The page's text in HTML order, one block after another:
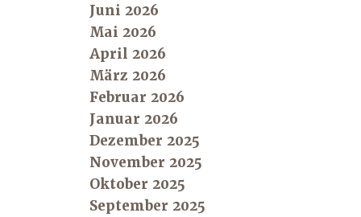
Juni 2026
Mai 2026
April 2026
März 2026
Februar 2026
Januar 2026
Dezember 2025
November 2025
Oktober 2025
September 2025